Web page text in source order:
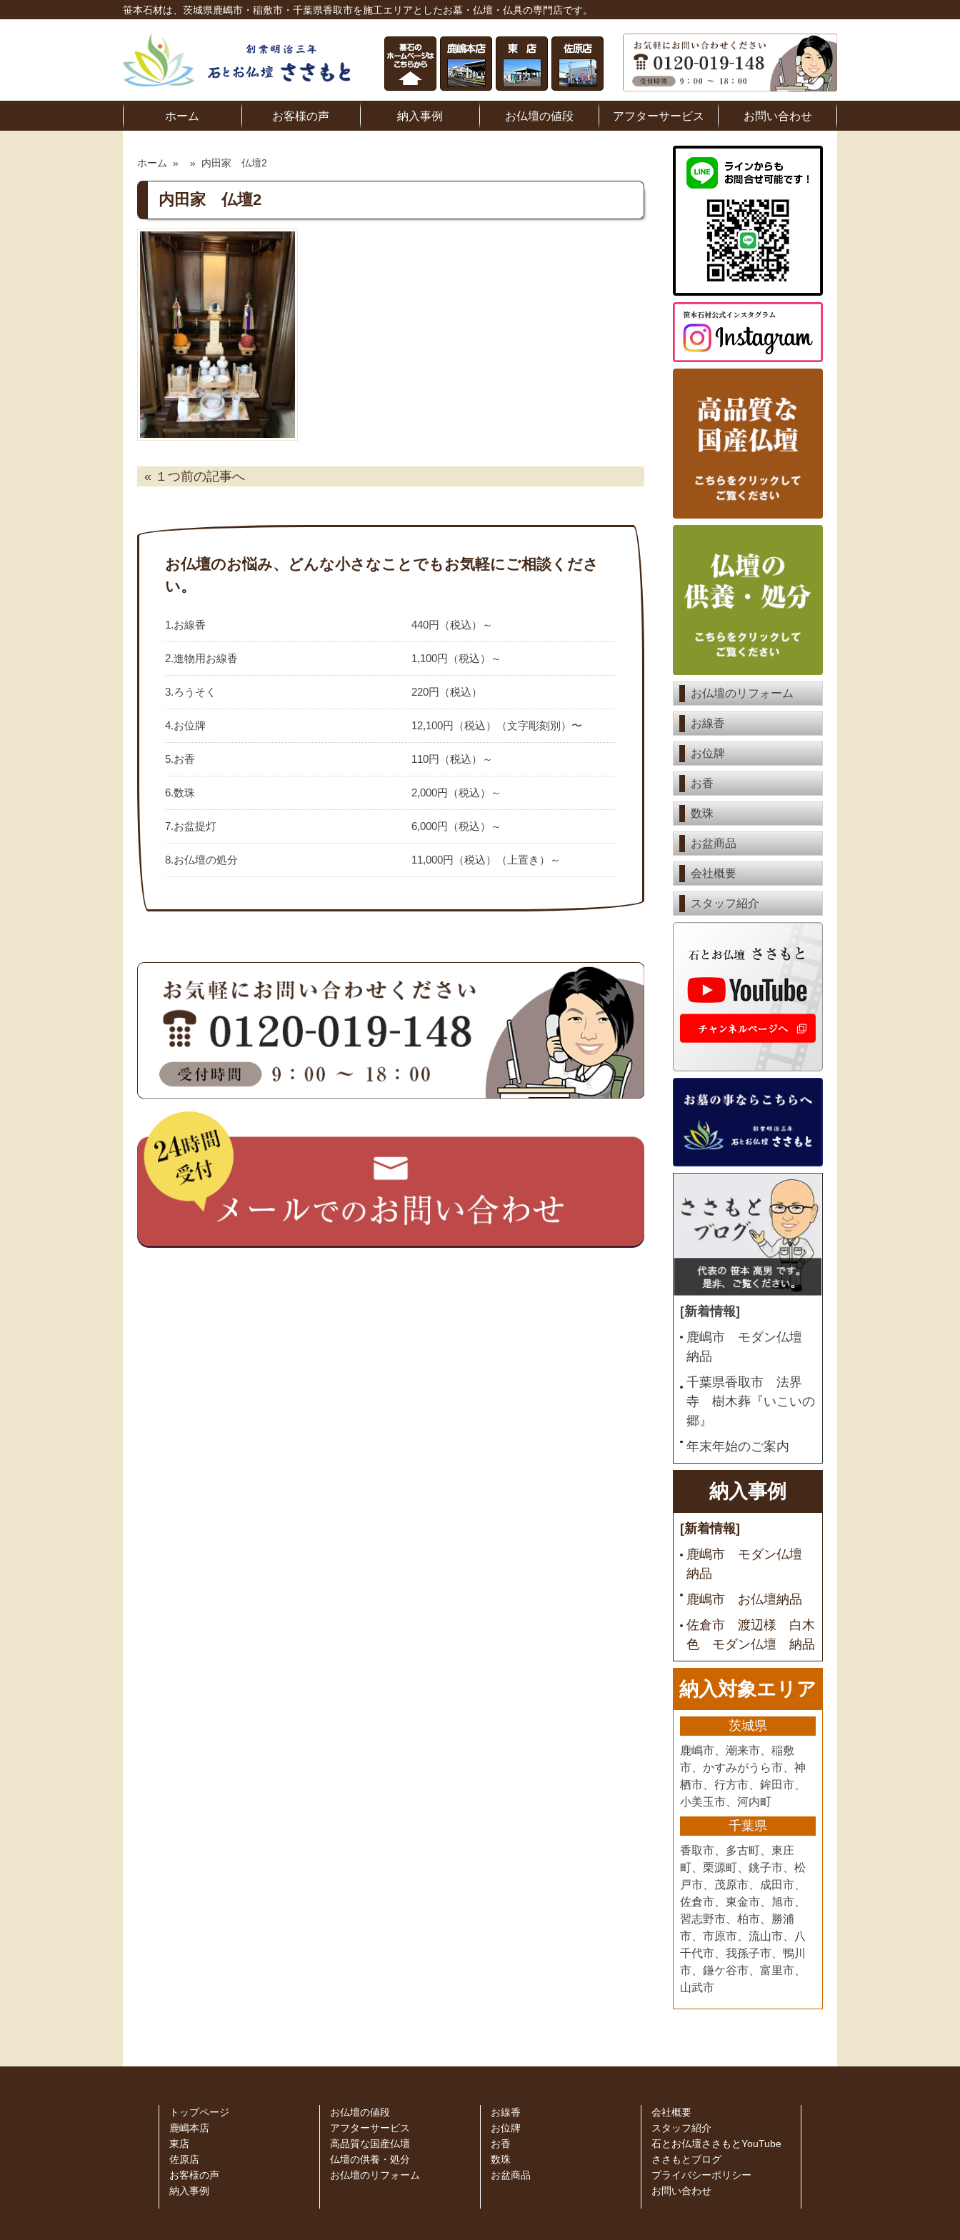
笹本石材は、茨城県鹿嶋市・稲敷市・千葉県香取市を施工エリアとしたお墓・仏壇・仏具の専門店です。
ホーム お客様の声 納入事例 お仏壇の値段 アフターサービス お問い合わせ
ホーム » » 内田家 仏壇2
内田家 仏壇2
« １つ前の記事へ
お仏壇のお悩み、どんな小さなことでもお気軽にご相談くださ
い。
1.お線香 440円（税込）～
2.進物用お線香 1,100円（税込）～
3.ろうそく 220円（税込）
4.お位牌 12,100円（税込）（文字彫刻別）〜
5.お香 110円（税込）～
6.数珠 2,000円（税込）～
7.お盆提灯 6,000円（税込）～
8.お仏壇の処分 11,000円（税込）（上置き）～
お仏壇のリフォーム
お線香
お位牌
お香
数珠
お盆商品
会社概要
スタッフ紹介
[新着情報]
鹿嶋市 モダン仏壇
納品
千葉県香取市 法界
寺 樹木葬『いこいの
郷』
年末年始のご案内
納入事例
[新着情報]
鹿嶋市 モダン仏壇
納品
鹿嶋市 お仏壇納品
佐倉市 渡辺様 白木
色 モダン仏壇 納品
納入対象エリア
茨城県
鹿嶋市、潮来市、稲敷
市、かすみがうら市、神
栖市、行方市、鉾田市、
小美玉市、河内町
千葉県
香取市、多古町、東庄
町、栗源町、銚子市、松
戸市、茂原市、成田市、
佐倉市、東金市、旭市、
習志野市、柏市、勝浦
市、市原市、流山市、八
千代市、我孫子市、鴨川
市、鎌ケ谷市、富里市、
山武市
トップページ
鹿嶋本店
東店
佐原店
お客様の声
納入事例
お仏壇の値段
アフターサービス
高品質な国産仏壇
仏壇の供養・処分
お仏壇のリフォーム
お線香
お位牌
お香
数珠
お盆商品
会社概要
スタッフ紹介
石とお仏壇ささもとYouTube
ささもとブログ
プライバシーポリシー
お問い合わせ